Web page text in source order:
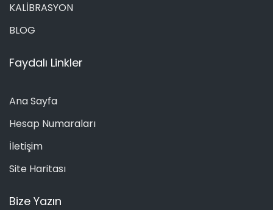
KALİBRASYON
BLOG
Faydalı Linkler
Ana Sayfa
Hesap Numaraları
İletişim
Site Haritası
Bize Yazın